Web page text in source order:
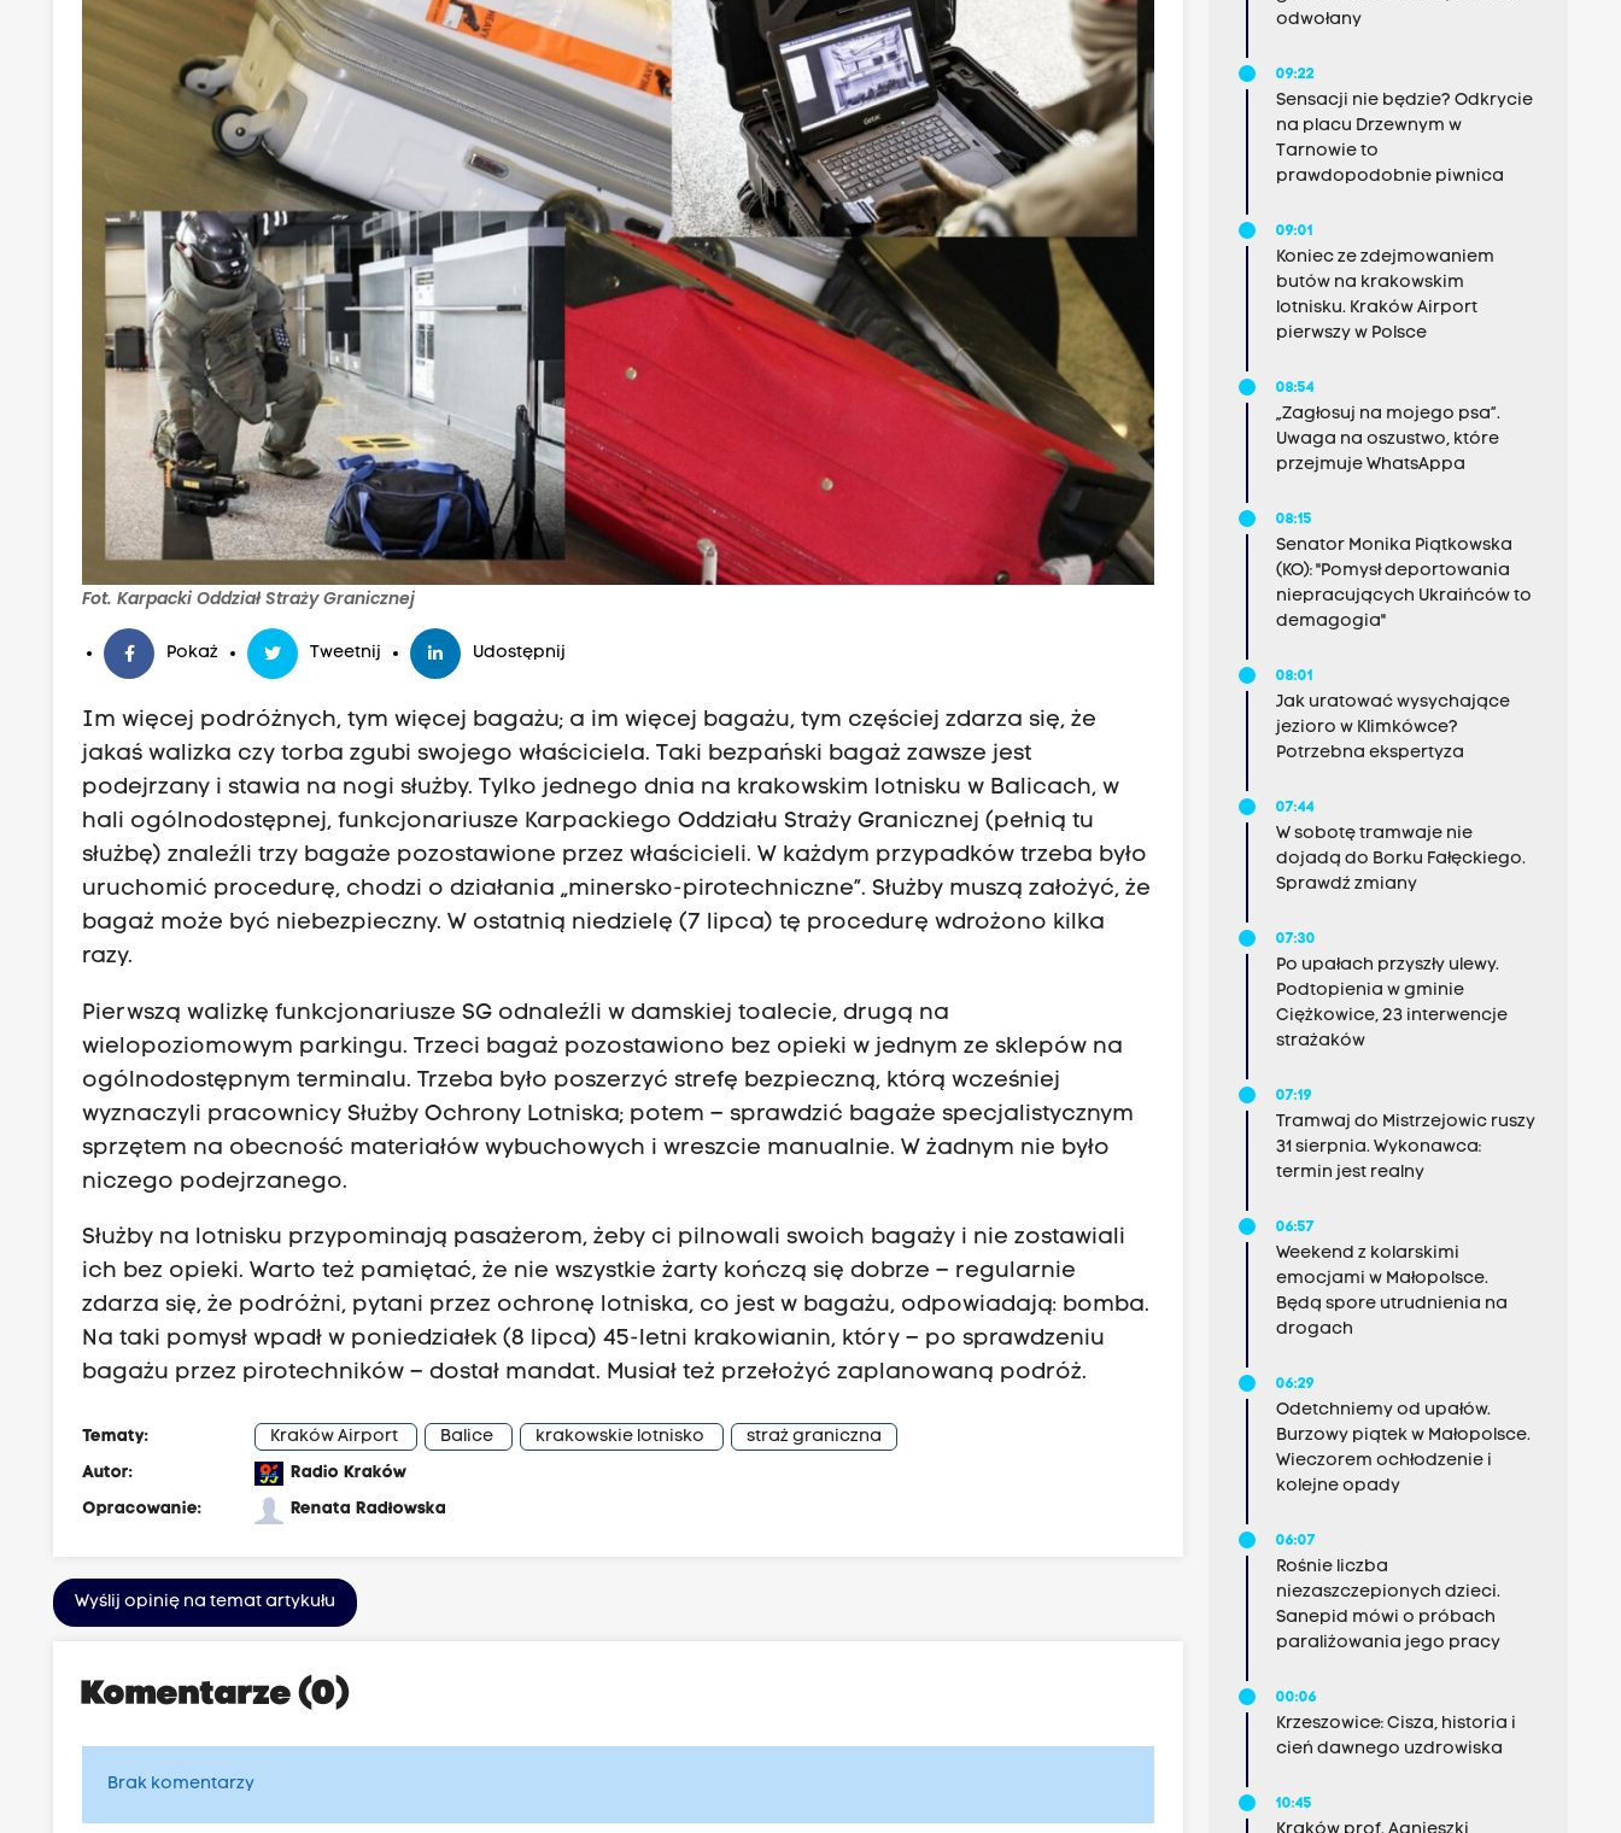
Fot. Karpacki Oddział Straży Granicznej
Pokaż Tweetnij Udostępnij
Im więcej podróżnych, tym więcej bagażu; a im więcej bagażu, tym częściej zdarza się, że
jakaś walizka czy torba zgubi swojego właściciela. Taki bezpański bagaż zawsze jest
podejrzany i stawia na nogi służby. Tylko jednego dnia na krakowskim lotnisku w Balicach, w
hali ogólnodostępnej, funkcjonariusze Karpackiego Oddziału Straży Granicznej (pełnią tu
służbę) znaleźli trzy bagaże pozostawione przez właścicieli. W każdym przypadków trzeba było
uruchomić procedurę, chodzi o działania „minersko-pirotechniczne”. Służby muszą założyć, że
bagaż może być niebezpieczny. W ostatnią niedzielę (7 lipca) tę procedurę wdrożono kilka
razy.
Pierwszą walizkę funkcjonariusze SG odnaleźli w damskiej toalecie, drugą na
wielopoziomowym parkingu. Trzeci bagaż pozostawiono bez opieki w jednym ze sklepów na
ogólnodostępnym terminalu. Trzeba było poszerzyć strefę bezpieczną, którą wcześniej
wyznaczyli pracownicy Służby Ochrony Lotniska; potem – sprawdzić bagaże specjalistycznym
sprzętem na obecność materiałów wybuchowych i wreszcie manualnie. W żadnym nie było
niczego podejrzanego.
Służby na lotnisku przypominają pasażerom, żeby ci pilnowali swoich bagaży i nie zostawiali
ich bez opieki. Warto też pamiętać, że nie wszystkie żarty kończą się dobrze – regularnie
zdarza się, że podróżni, pytani przez ochronę lotniska, co jest w bagażu, odpowiadają: bomba.
Na taki pomysł wpadł w poniedziałek (8 lipca) 45-letni krakowianin, który – po sprawdzeniu
bagażu przez pirotechników – dostał mandat. Musiał też przełożyć zaplanowaną podróż.
Tematy: Kraków Airport Balice krakowskie lotnisko
straż graniczna
Autor:
Radio Kraków
Opracowanie:
Renata Radłowska
Wyślij opinię na temat artykułu
Komentarze (0)
Brak komentarzy
odwołany
09:22
Sensacji nie będzie? Odkrycie
na placu Drzewnym w
Tarnowie to
prawdopodobnie piwnica
09:01
Koniec ze zdejmowaniem
butów na krakowskim
lotnisku. Kraków Airport
pierwszy w Polsce
08:54
„Zagłosuj na mojego psa”.
Uwaga na oszustwo, które
przejmuje WhatsAppa
08:15
Senator Monika Piątkowska
(KO): "Pomysł deportowania
niepracujących Ukraińców to
demagogia"
08:01
Jak uratować wysychające
jezioro w Klimkówce?
Potrzebna ekspertyza
07:44
W sobotę tramwaje nie
dojadą do Borku Fałęckiego.
Sprawdź zmiany
07:30
Po upałach przyszły ulewy.
Podtopienia w gminie
Ciężkowice, 23 interwencje
strażaków
07:19
Tramwaj do Mistrzejowic ruszy
31 sierpnia. Wykonawca:
termin jest realny
06:57
Weekend z kolarskimi
emocjami w Małopolsce.
Będą spore utrudnienia na
drogach
06:29
Odetchniemy od upałów.
Burzowy piątek w Małopolsce.
Wieczorem ochłodzenie i
kolejne opady
06:07
Rośnie liczba
niezaszczepionych dzieci.
Sanepid mówi o próbach
paraliżowania jego pracy
00:06
Krzeszowice: Cisza, historia i
cień dawnego uzdrowiska
10:45